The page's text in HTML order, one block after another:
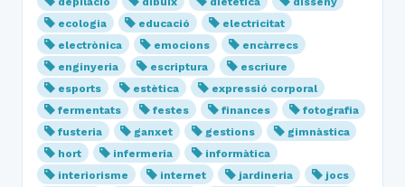
ecologia
educació
electricitat
electrònica
emocions
encàrrecs
enginyeria
escriptura
escriure
esports
estètica
expressió corporal
fermentats
festes finances
fotografia
fusteria
ganxet gestions
gimnàstica
hort
infermeria
informàtica
interiorisme
internet jardineria
jocs